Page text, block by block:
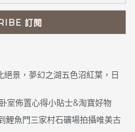
絕景，夢幻之湖五色沼紅葉，日
室佈置心得小貼士&淘寶好物
鯉魚門三家村石礦場拍攝唯美古